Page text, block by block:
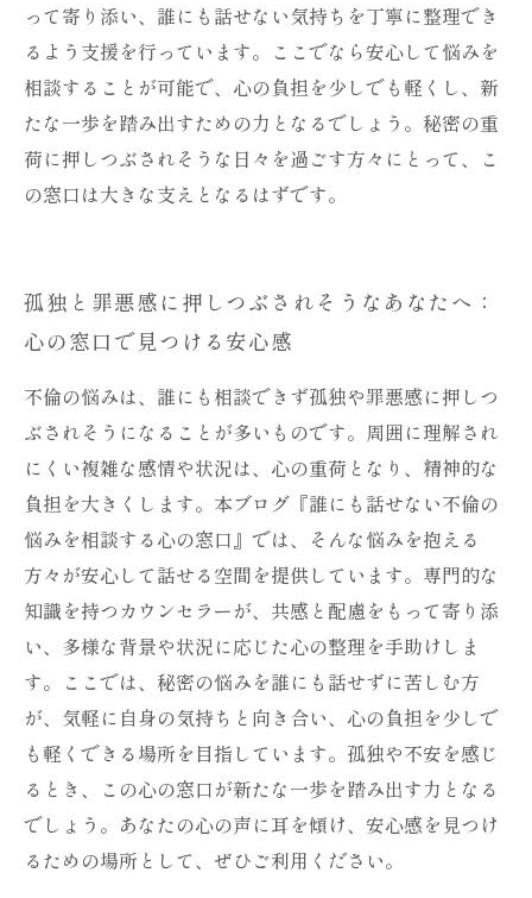
って寄り添い、誰にも話せない気持ちを丁寧に整理でき
るよう支援を行っています。ここでなら安心して悩みを
相談することが可能で、心の負担を少しでも軽くし、新
たな一歩を踏み出すための力となるでしょう。秘密の重
荷に押しつぶされそうな日々を過ごす方々にとって、こ
の窓口は大きな支えとなるはずです。
孤独と罪悪感に押しつぶされそうなあなたへ：
心の窓口で見つける安心感
不倫の悩みは、誰にも相談できず孤独や罪悪感に押しつ
ぶされそうになることが多いものです。周囲に理解され
にくい複雑な感情や状況は、心の重荷となり、精神的な
負担を大きくします。本ブログ『誰にも話せない不倫の
悩みを相談する心の窓口』では、そんな悩みを抱える
方々が安心して話せる空間を提供しています。専門的な
知識を持つカウンセラーが、共感と配慮をもって寄り添
い、多様な背景や状況に応じた心の整理を手助けしま
す。ここでは、秘密の悩みを誰にも話せずに苦しむ方
が、気軽に自身の気持ちと向き合い、心の負担を少しで
も軽くできる場所を目指しています。孤独や不安を感じ
るとき、この心の窓口が新たな一歩を踏み出す力となる
でしょう。あなたの心の声に耳を傾け、安心感を見つけ
るための場所として、ぜひご利用ください。